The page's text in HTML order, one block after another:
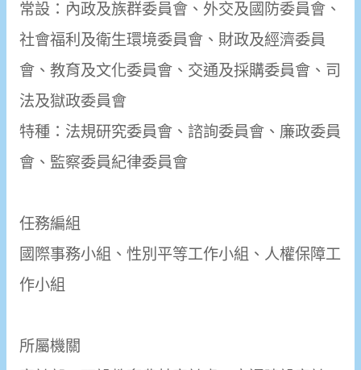
常設：內政及族群委員會、外交及國防委員會、
社會福利及衛生環境委員會、財政及經濟委員
會、教育及文化委員會、交通及採購委員會、司
法及獄政委員會
特種：法規研究委員會、諮詢委員會、廉政委員
會、監察委員紀律委員會
任務編組
國際事務小組、性別平等工作小組、人權保障工
作小組
所屬機關